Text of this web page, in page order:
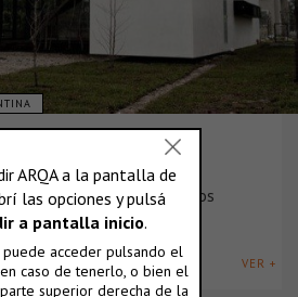
cotidianos en el uso de los
expresión. [...]
VER +